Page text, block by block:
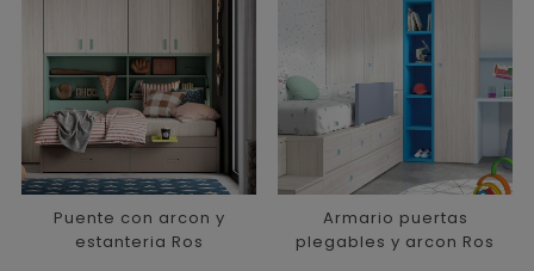
Puente con arcon y
estanteria Ros
Armario puertas
plegables y arcon Ros